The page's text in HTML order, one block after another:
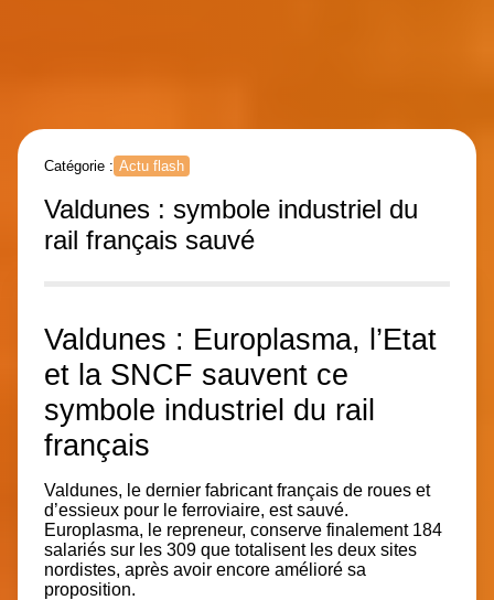
Catégorie : Actu flash
Valdunes : symbole industriel du
rail français sauvé
Valdunes : Europlasma, l’Etat
et la SNCF sauvent ce
symbole industriel du rail
français
Valdunes, le dernier fabricant français de roues et
d’essieux pour le ferroviaire, est sauvé.
Europlasma, le repreneur, conserve finalement 184
salariés sur les 309 que totalisent les deux sites
nordistes, après avoir encore amélioré sa
proposition.